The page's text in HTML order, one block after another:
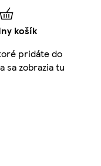
košík
pridáte do
sa zobrazia tu